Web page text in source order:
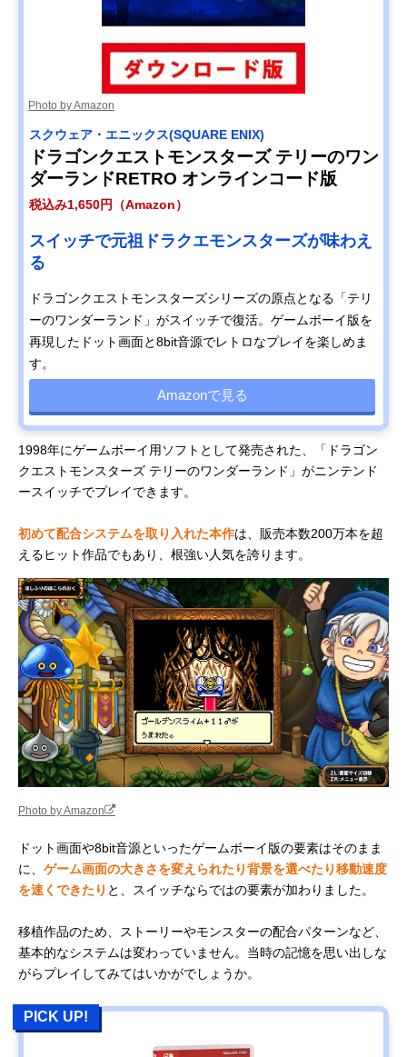
Photo by Amazon
スクウェア・エニックス(SQUARE ENIX)
ドラゴンクエストモンスターズ テリーのワン
ダーランドRETRO オンラインコード版
税込み1,650円（Amazon）
スイッチで元祖ドラクエモンスターズが味わえ
る
ドラゴンクエストモンスターズシリーズの原点となる「テリ
ーのワンダーランド」がスイッチで復活。ゲームボーイ版を
再現したドット画面と8bit音源でレトロなプレイを楽しめま
す。
Amazonで見る
1998年にゲームボーイ用ソフトとして発売された、「ドラゴン
クエストモンスターズ テリーのワンダーランド」がニンテンド
ースイッチでプレイできます。
初めて配合システムを取り入れた本作は、販売本数200万本を超
えるヒット作品でもあり、根強い人気を誇ります。
Photo by Amazon
ドット画面や8bit音源といったゲームボーイ版の要素はそのまま
に、 ゲーム画面の大きさを変えられたり背景を選べたり移動速度
を速くできたり と、スイッチならではの要素が加わりました。
移植作品のため、ストーリーやモンスターの配合パターンなど、
基本的なシステムは変わっていません。当時の記憶を思い出しな
がらプレイしてみてはいかがでしょうか。
PICK UP!